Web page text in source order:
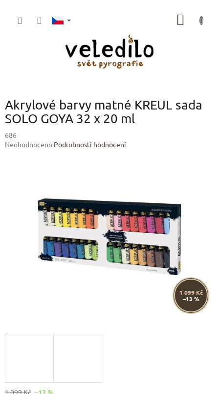
Akrylové barvy matné KREUL sada
SOLO GOYA 32 x 20 ml
686
Průměrné
Neohodnoceno Podrobnosti hodnocení
1 099 Kč
–13 %
1 099 Kč –13 %